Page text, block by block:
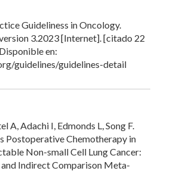
Guideliness in Oncology.
3.2023 [Internet]. [citado 22
en:
guidelines/guidelines-detail
A, Adachi I, Edmonds L, Song F.
Postoperative Chemotherapy in
Non-small Cell Lung Cancer:
Indirect Comparison Meta-